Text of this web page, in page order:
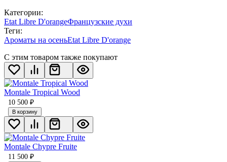
Категории:
Etat Libre D'orangeФранцузские духи
Теги:
Ароматы на осеньEtat Libre D'orange
С этим товаром также покупают
Montale Tropical Wood
10 500 ₽
В корзину
Montale Chypre Fruite
11 500 ₽